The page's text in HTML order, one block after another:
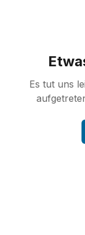
Es tut uns